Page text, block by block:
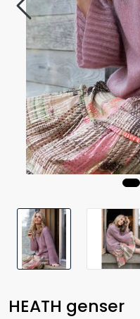
HEATH genser